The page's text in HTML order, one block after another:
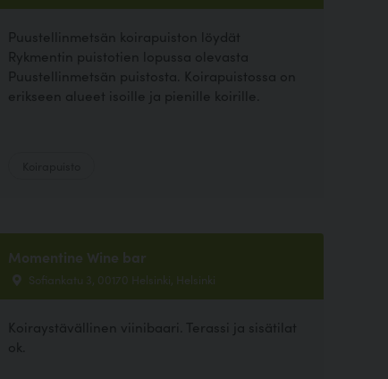
Puustellinmetsän koirapuiston löydät
Rykmentin puistotien lopussa olevasta
Puustellinmetsän puistosta. Koirapuistossa on
erikseen alueet isoille ja pienille koirille.
Momentine Wine bar
Sofiankatu 3, 00170 Helsinki, Helsinki
Koiraystävällinen viinibaari. Terassi ja sisätilat
ok.